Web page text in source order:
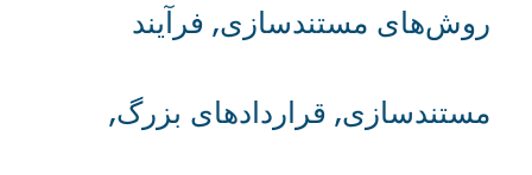
روش‌های مستندسازی, فرآیند
مستندسازی, قراردادهای بزرگ,